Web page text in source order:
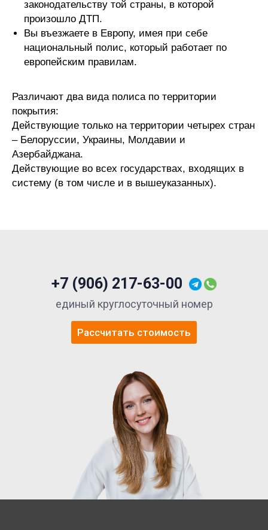
законодательству той страны, в которой
произошло ДТП.
Вы въезжаете в Европу, имея при себе
национальный полис, который работает по
европейским правилам.
Различают два вида полиса по территории
покрытия:
Действующие только на территории четырех стран
– Белоруссии, Украины, Молдавии и
Азербайджана.
Действующие во всех государствах, входящих в
систему (в том числе и в вышеуказанных).
Рассчитать стоимость
+7 (906) 217-63-00
единый круглосуточный номер